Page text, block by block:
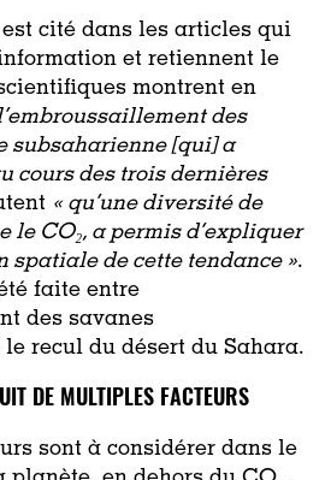
cité dans les articles qui
et retiennent le
montrent en
des
subsaharienne [qui] a
cours des trois dernières
« qu’une diversité de
le CO₂, a permis d’expliquer
spatiale de cette tendance ».
faite entre
des savanes
recul du désert du Sahara.
DE MULTIPLES FACTEURS
sont à considérer dans le